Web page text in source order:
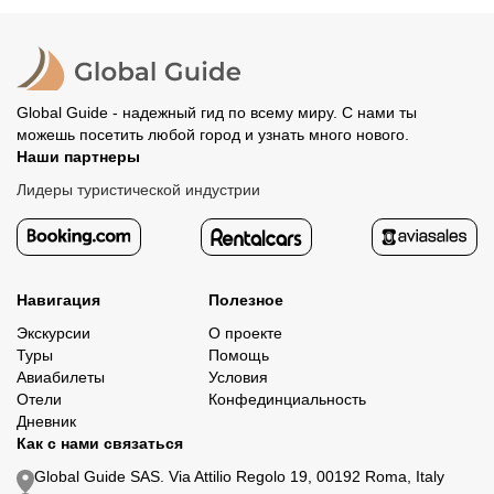
организатору напрямую не требуется.
Global Guide - надежный гид по всему миру. С нами ты
можешь посетить любой город и узнать много нового.
Наши партнеры
Лидеры туристической индустрии
Навигация
Экскурсии
Туры
Авиабилеты
Отели
Дневник
Полезное
О проекте
Помощь
Условия
Конфединциальность
Как с нами связаться
Global Guide SAS. Via Attilio Regolo 19, 00192 Roma, Italy